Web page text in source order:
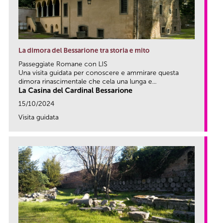
La dimora del Bessarione tra storia e mito
Passeggiate Romane con LIS
Una visita guidata per conoscere e ammirare questa
dimora rinascimentale che cela una lunga e...
La Casina del Cardinal Bessarione
15/10/2024
Visita guidata